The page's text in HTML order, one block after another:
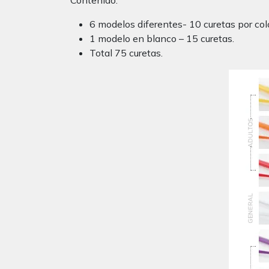
6 modelos diferentes- 10 curetas por
1 modelo en blanco – 15 curetas.
Total 75 curetas.